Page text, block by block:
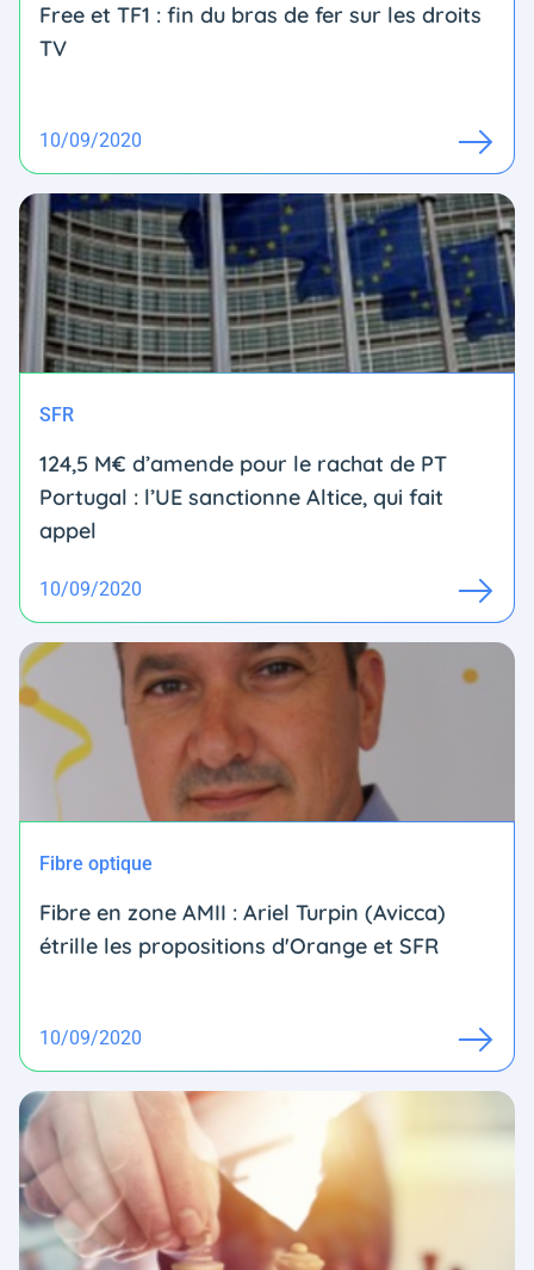
Free et TF1 : fin du bras de fer sur les droits
TV
10/09/2020
SFR
124,5 M€ d’amende pour le rachat de PT
Portugal : l’UE sanctionne Altice, qui fait
appel
10/09/2020
Fibre optique
Fibre en zone AMII : Ariel Turpin (Avicca)
étrille les propositions d'Orange et SFR
10/09/2020